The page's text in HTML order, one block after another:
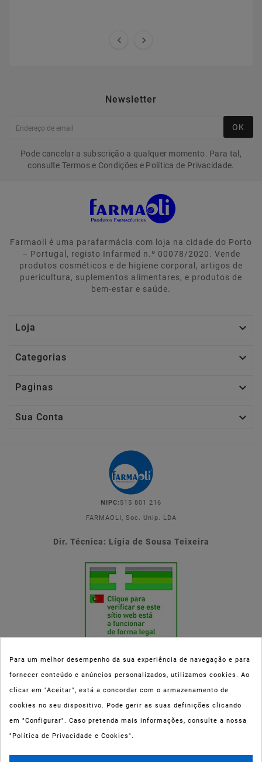
 
Newsletter
OK
Pode cancelar a subscrição a qualquer momento. Para tal,
consulte Termos e Condições e Política de Privacidade.
Farmaoli é uma parafarmácia com loja na cidade do Porto
– Portugal, registo Infarmed n.º 00078/2020. Vende
produtos cosméticos e de higiene corporal, artigos de
puericultura, suplementos alimentares, e produtos de
bem-estar e saúde.
Loja 
Categorias 
Paginas 
Sua Conta 
NIPC: 515 801 216
FARMAOLI, Soc. Unip. LDA
Dir. Técnica: Lígia de Sousa Teixeira
Esta parafarmácia (Farmaoli) encontra-se autorizada pelo INFARMED
(registo nº 00078/2020) para a dispensa de Medicamentos Não
Sujeitos a Receita Médica (MNSRM) e produtos de saúde e bem-estar
ao domicílio e através da internet. Os Medicamentos Não Sujeitos a
Para um melhor desempenho da sua experiência de navegação e para
fornecer conteúdo e anúncios personalizados, utilizamos cookies. Ao
clicar em "Aceitar", está a concordar com o armazenamento de
cookies no seu dispositivo. Pode gerir as suas definições clicando
em "Configurar". Caso pretenda mais informações, consulte a nossa
"Política de Privacidade e Cookies".